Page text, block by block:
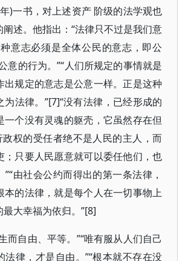
)一书，对上述资产 阶级的法学观也
述。他指出：“法律只不过是我们意
意志必须是全体公民的意志，即公
意的行为。”“人们所规定的事情就是
出规定的意志是公意一样。正是这种
为法律。”[7]“没有法律，已经形成的
一个没有灵魂的躯壳，它虽然存在但
政权的受任者绝不是人民的主人，而
；只要人民愿意就可以委任他们，也
由社会公约而得出的第一条法律，
本的法律，就是每个人在一切事物上
大幸福为依归。”[8]
而自由、平等。”“唯有服从人们自己
法律，才是自由。”“根本就不存在没